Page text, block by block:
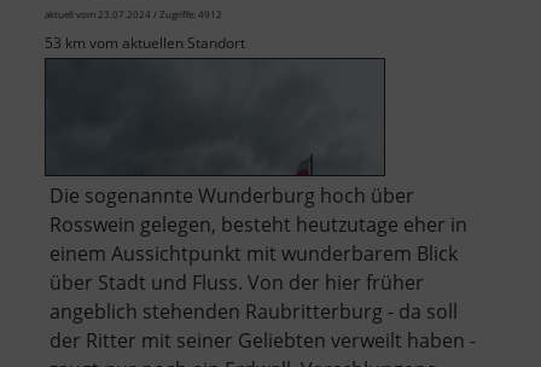
aktuell vom 23.07.2024 / Zugriffe: 4912
53 km vom aktuellen Standort
Die sogenannte Wunderburg hoch über
Rosswein gelegen, besteht heutzutage eher in
einem Aussichtpunkt mit wunderbarem Blick
über Stadt und Fluss. Von der hier früher
angeblich stehenden Raubritterburg - da soll
der Ritter mit seiner Geliebten verweilt haben -